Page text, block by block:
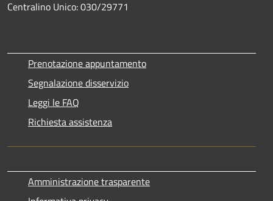
Centralino Unico: 030/29771
Prenotazione appuntamento
Segnalazione disservizio
Leggi le FAQ
Richiesta assistenza
Amministrazione trasparente